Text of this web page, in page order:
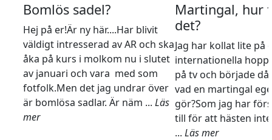
Bomlös sadel?
Hej på er!Är ny här....Har blivit
väldigt intresserad av AR och ska
åka på kurs i molkom nu i slutet
av januari och vara med som
fotfolk.Men det jag undrar över
är bomlösa sadlar. Är näm ... Läs
mer
Martingal, hur
det?
Jag har kollat lite på
internationella
på tv och började
vad en martingal
gör?Som jag har
till för att hästen
... Läs mer